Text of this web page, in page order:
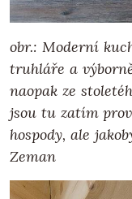
obr.: Moderní
truhláře a
naopak ze
jsou tu zatím
hospody, ale
Zeman